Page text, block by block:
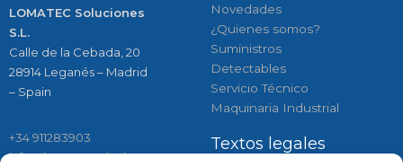
LOMATEC Soluciones
S.L.
Calle de la Cebada, 20
28914 Leganés – Madrid
– Spain
+34 911283903
info@lomatecsoluciones.com
Novedades
¿Quienes somos?
Suministros
Detectables
Servicio Técnico
Maquinaria Industrial
Textos legales